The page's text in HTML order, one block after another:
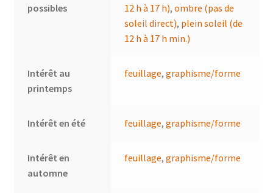
possibles
12 h à 17 h),ombre (pas de
soleil direct), plein soleil (de
12 h à 17 h min.)
Intérêt au
printemps
feuillage,graphisme/forme
Intérêt en été feuillage,graphisme/forme
Intérêt en
automne
feuillage,graphisme/forme